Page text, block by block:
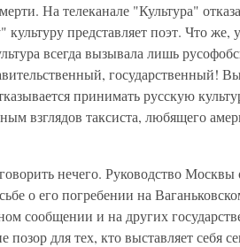
На телеканале "Культура"
культуру представляет поэт. Что
всегда вызывала лишь
государственный!
принимать русскую
взглядов таксиста, любящего
нечего. Руководство
о его погребении на
сообщении и на других
позор для тех, кто выставляет себя